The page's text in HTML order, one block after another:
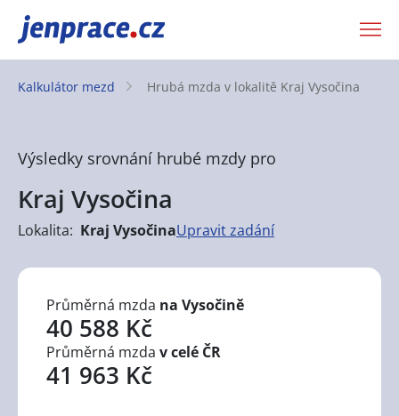
JenPráce.cz
Kalkulátor mezd Hrubá mzda v lokalitě Kraj Vysočina
Výsledky srovnání hrubé mzdy pro
Kraj Vysočina
Lokalita: Kraj VysočinaUpravit zadání
Průměrná mzda na Vysočině
40 588 Kč
Průměrná mzda v celé ČR
41 963 Kč